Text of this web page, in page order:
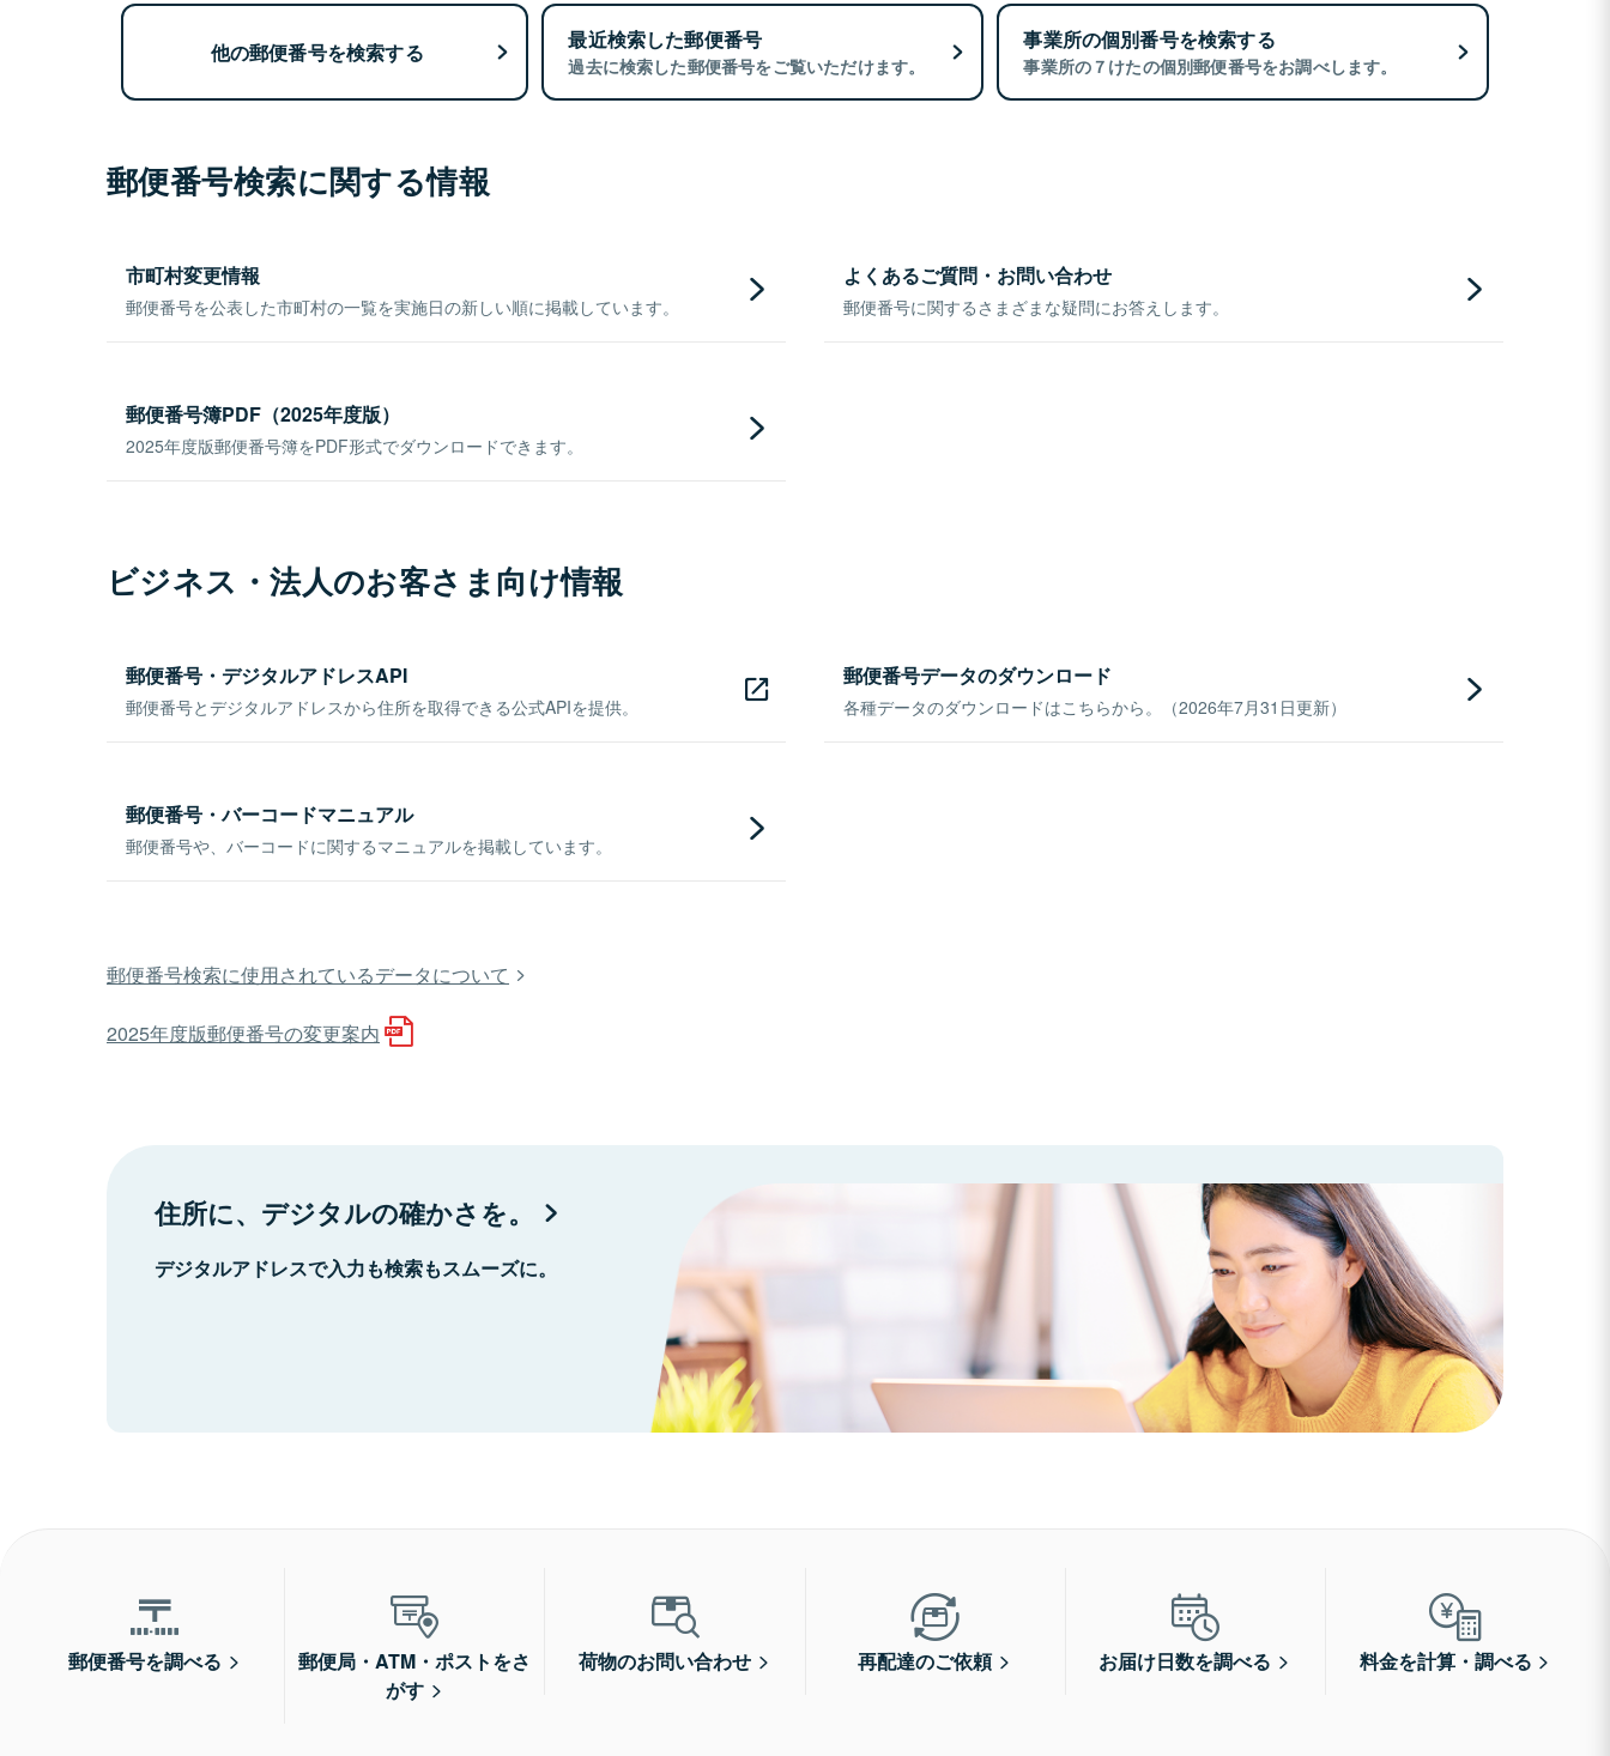
他の郵便番号を検索する 最近検索した郵便番号
過去に検索した郵便番号をご覧いただけます。
事業所の個別番号を検索する
事業所の７けたの個別郵便番号をお調べします。
郵便番号検索に関する情報
市町村変更情報
郵便番号を公表した市町村の一覧を実施日の新しい順に掲載しています。
よくあるご質問・お問い合わせ
郵便番号に関するさまざまな疑問にお答えします。
郵便番号簿PDF（2025年度版）
2025年度版郵便番号簿をPDF形式でダウンロードできます。
ビジネス・法人のお客さま向け情報
郵便番号・デジタルアドレスAPI
郵便番号とデジタルアドレスから住所を取得できる公式APIを提供。
郵便番号データのダウンロード
各種データのダウンロードはこちらから。（2026年7月31日更新）
郵便番号・バーコードマニュアル
郵便番号や、バーコードに関するマニュアルを掲載しています。
郵便番号検索に使用されているデータについて
2025年度版郵便番号の変更案内
住所に、デジタルの確かさを。
デジタルアドレスで入力も検索もスムーズに。
郵便番号を調べる
郵便局・ATM・ポストをさ
がす
荷物のお問い合わせ 再配達のご依頼 お届け日数を調べる 料金を計算・調べる